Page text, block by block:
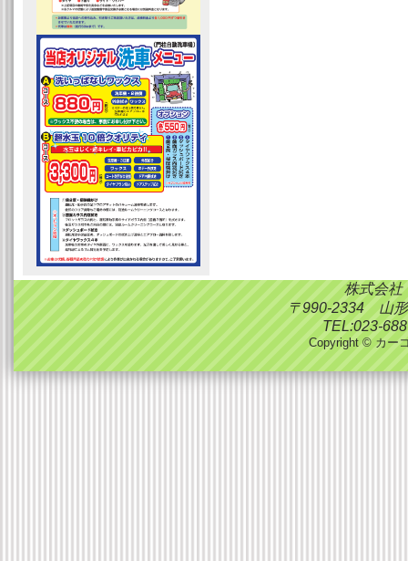
株式会
〒990-2334 山形
TEL:023-
Copyright © カー